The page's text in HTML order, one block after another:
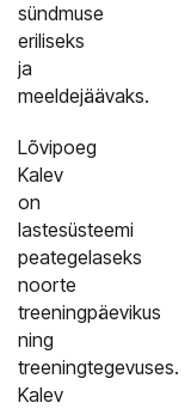
sündmuse
eriliseks
ja
meeldejäävaks.
Lõvipoeg
Kalev
on
lastesüsteemi
peategelaseks
noorte
treeningpäevikus
ning
treeningtegevuses.
Kalev